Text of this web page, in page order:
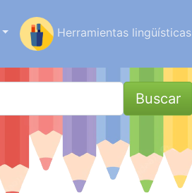
Herramientas lingüísticas
Buscar